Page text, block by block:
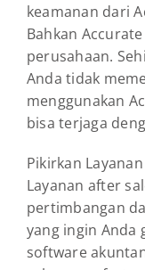
keamanan dari
Bahkan
perusahaan.
Anda tidak
menggunakan
bisa terjaga
Pikirkan
Layanan after
pertimbangan
yang ingin Anda
software